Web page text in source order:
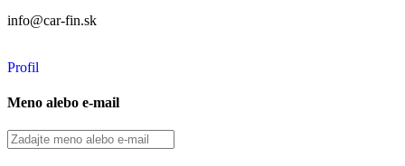
info@car-fin.sk
Profil
Meno alebo e-mail